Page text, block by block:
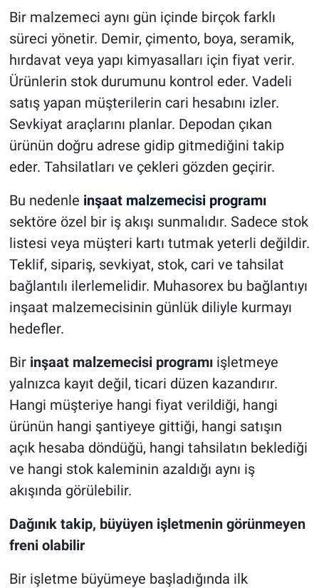
Bir malzemeci aynı gün içinde birçok farklı
süreci yönetir. Demir, çimento, boya, seramik,
hırdavat veya yapı kimyasalları için fiyat verir.
Ürünlerin stok durumunu kontrol eder. Vadeli
satış yapan müşterilerin cari hesabını izler.
Sevkiyat araçlarını planlar. Depodan çıkan
ürünün doğru adrese gidip gitmediğini takip
eder. Tahsilatları ve çekleri gözden geçirir.
Bu nedenle inşaat malzemecisi programı
sektöre özel bir iş akışı sunmalıdır. Sadece stok
listesi veya müşteri kartı tutmak yeterli değildir.
Teklif, sipariş, sevkiyat, stok, cari ve tahsilat
bağlantılı ilerlemelidir. Muhasorex bu bağlantıyı
inşaat malzemecisinin günlük diliyle kurmayı
hedefler.
Bir inşaat malzemecisi programıişletmeye
yalnızca kayıt değil, ticari düzen kazandırır.
Hangi müşteriye hangi fiyat verildiği, hangi
ürünün hangi şantiyeye gittiği, hangi satışın
açık hesaba döndüğü, hangi tahsilatın beklediği
ve hangi stok kaleminin azaldığı aynı iş
akışında görülebilir.
Dağınık takip, büyüyen işletmenin görünmeyen
freni olabilir
Bir işletme büyümeye başladığında ilk